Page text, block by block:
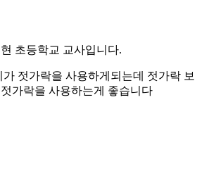
초등학교 교사입니다.
가 젓가락을 사용하게되는데 젓가락 보
가락을 사용하는게 좋습니다